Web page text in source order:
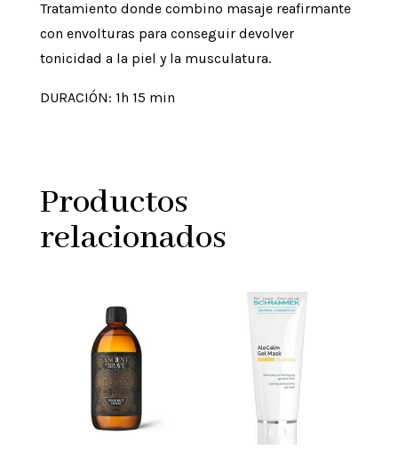
Tratamiento donde combino masaje reafirmante
con envolturas para conseguir devolver
tonicidad a la piel y la musculatura.
DURACIÓN: 1h 15 min
Productos
relacionados